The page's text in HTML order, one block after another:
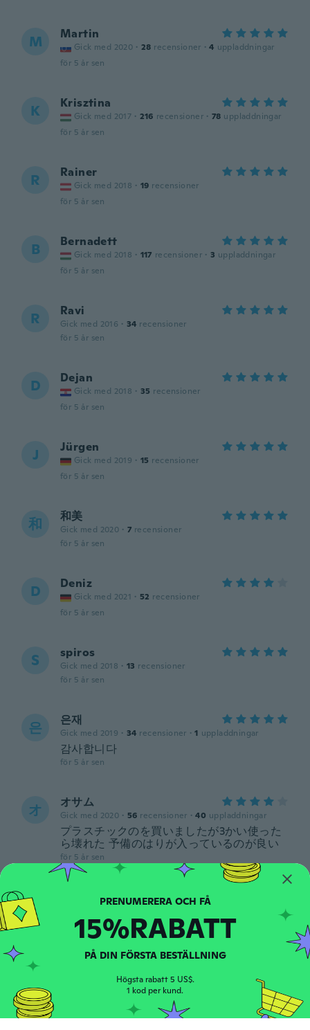
M Martin
Gick med 2020 · 28 recensioner · 4 uppladdningar
för 5 år sen
K Krisztina
Gick med 2017 · 216 recensioner · 78 uppladdningar
för 5 år sen
R Rainer
Gick med 2018 · 19 recensioner
för 5 år sen
B Bernadett
Gick med 2018 · 117 recensioner · 3 uppladdningar
för 5 år sen
R Ravi
Gick med 2016 · 34 recensioner
för 5 år sen
D Dejan
Gick med 2018 · 35 recensioner
för 5 år sen
J Jürgen
Gick med 2019 · 15 recensioner
för 5 år sen
和 和美
Gick med 2020 · 7 recensioner
för 5 år sen
D Deniz
Gick med 2021 · 52 recensioner
för 5 år sen
S spiros
Gick med 2018 · 13 recensioner
för 5 år sen
은 은재
Gick med 2019 · 34 recensioner · 1 uppladdningar
감사합니다
för 5 år sen
オ オサム
Gick med 2020 · 56 recensioner · 40 uppladdningar
プラスチックのを買いましたが3かい使った
ら壊れた 予備のはりが入っているのが良い
för 5 år sen
U Ulrich W.
Gute Qualität. Wie beschrieben 👍🏻
för 5 år sen
R Gick med 2016 · 84 recensioner
PRENUMERERA OCH FÅ
15%RABATT
PÅ DIN FÖRSTA BESTÄLLNING
Högsta rabatt 5 US$.
1 kod per kund.